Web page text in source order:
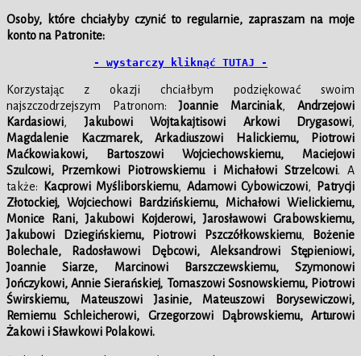
Osoby, które chciałyby czynić to regularnie, zapraszam na moje
konto na Patronite:
- wystarczy kliknąć TUTAJ -
Korzystając z okazji chciałbym podziękować swoim
najszczodrzejszym Patronom:Joannie Marciniak, Andrzejowi
Kardasiowi,Jakubowi Wojtakajtisowi Arkowi Drygasowi,
Magdalenie Kaczmarek, Arkadiuszowi Halickiemu, Piotrowi
Maćkowiakowi, Bartoszowi Wojciechowskiemu, Maciejowi
Szulcowi,
Przemkowi Piotrowskiemu i Michałowi Strzelcowi. A
także:
Kacprowi Myśliborskiemu, Adamowi Cybowiczowi,
Patrycji
Złotockiej, Wojciechowi Bardzińskiemu, Michałowi Wielickiemu,
Monice Rani, Jakubowi Kojderowi, Jarosławowi Grabowskiemu,
Jakubowi Dziegińskiemu, Piotrowi Pszczółkowskiemu,
Bożenie
Bolechale,
Radosławowi Dębcowi, Aleksandrowi Stępieniowi,
Joannie Siarze,
Marcinowi Barszczewskiemu,
Szymonowi
Jończykowi, Annie Sierańskiej, Tomaszowi Sosnowskiemu, Piotrowi
Świrskiemu, Mateuszowi Jasinie,
Mateuszowi Borysewiczowi,
Remiemu Schleicherowi, Grzegorzowi Dąbrowskiemu, Arturowi
Żakowi iSławkowi Polakowi.